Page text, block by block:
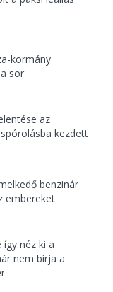
kormány
sor
az
kezdett
benzinár
embereket
így néz ki a
nem bírja a